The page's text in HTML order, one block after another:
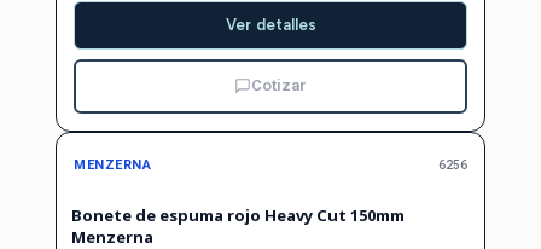
Ver detalles
Cotizar
Agotado
MENZERNA 6256
Bonete de espuma rojo Heavy Cut 150mm
Menzerna